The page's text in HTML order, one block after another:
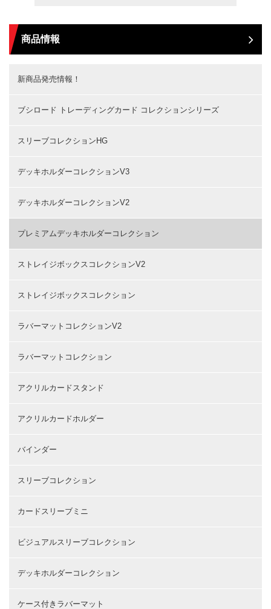
商品情報
新商品発売情報！
ブシロード トレーディングカード コレクションシリーズ
スリーブコレクションHG
デッキホルダーコレクションV3
デッキホルダーコレクションV2
プレミアムデッキホルダーコレクション
ストレイジボックスコレクションV2
ストレイジボックスコレクション
ラバーマットコレクションV2
ラバーマットコレクション
アクリルカードスタンド
アクリルカードホルダー
バインダー
スリーブコレクション
カードスリーブミニ
ビジュアルスリーブコレクション
デッキホルダーコレクション
ケース付きラバーマット